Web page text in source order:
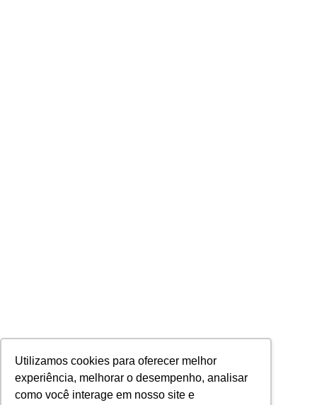
Utilizamos cookies para oferecer melhor
experiência, melhorar o desempenho, analisar
como você interage em nosso site e